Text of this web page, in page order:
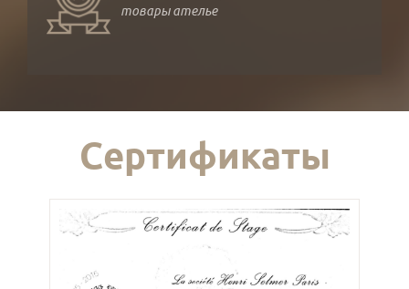
товары ателье
Сертификаты